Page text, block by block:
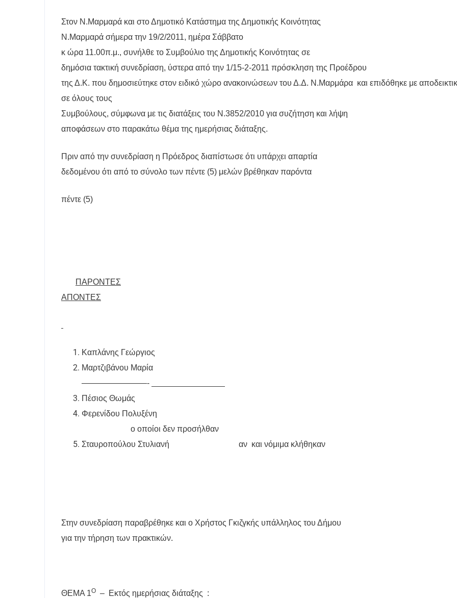
Στον Ν.Μαρμαρά και στο Δημοτικό Κατάστημα της Δημοτικής Κοινότητας
Ν.Μαρμαρά σήμερα την 19/2/2011, ημέρα Σάββατο
κ ώρα 11.00π.μ., συνήλθε το Συμβούλιο της Δημοτικής Κοινότητας σε
δημόσια τακτική συνεδρίαση, ύστερα από την 1/15-2-2011 πρόσκληση της Προέδρου
της Δ.Κ. που δημοσιεύτηκε στον ειδικό χώρο ανακοινώσεων του Δ.Δ. Ν.Μαρμάρα και επιδόθηκε με
σε όλους τους
Συμβούλους, σύμφωνα με τις διατάξεις του Ν.3852/2010 για συζήτηση και λήψη
αποφάσεων στο παρακάτω θέμα της ημερήσιας διάταξης.
Πριν από την συνεδρίαση η Πρόεδρος διαπίστωσε ότι υπάρχει απαρτία
δεδομένου ότι από το σύνολο των πέντε (5) μελών βρέθηκαν παρόντα
πέντε (5)
ΠΑΡΟΝΤΕΣ
ΑΠΟΝΤΕΣ
Καπλάνης Γεώργιος
Μαρτζιβάνου Μαρία
————————-
Πέσιος Θωμάς
Φερενίδου Πολυξένη
ο οποίοι δεν προσήλθαν
Σταυροπούλου Στυλιανή
αν και νόμιμα κλήθηκαν
Στην συνεδρίαση παραβρέθηκε και ο Χρήστος Γκιζγκής υπάλληλος του Δήμου
για την τήρηση των πρακτικών.
ΘΕΜΑ 1Ο – Εκτός ημερήσιας διάταξης :